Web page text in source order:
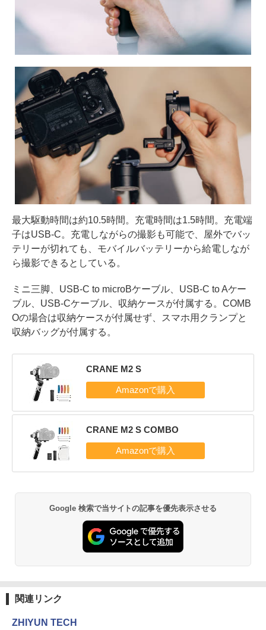
最大駆動時間は約10.5時間。充電時間は1.5時間。充電端
子はUSB-C。充電しながらの撮影も可能で、屋外でバッ
テリーが切れても、モバイルバッテリーから給電しなが
ら撮影できるとしている。
ミニ三脚、USB-C to microBケーブル、USB-C to Aケー
ブル、USB-Cケーブル、収納ケースが付属する。COMB
Oの場合は収納ケースが付属せず、スマホ用クランプと
収納バッグが付属する。
CRANE M2 S
CRANE M2 S COMBO
Google 検索で当サイトの記事を優先表示させる
関連リンク
ZHIYUN TECH